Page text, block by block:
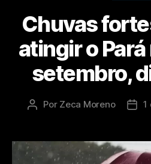
Chuvas
atingir o
setembro,
Por Zeca Moreno 1